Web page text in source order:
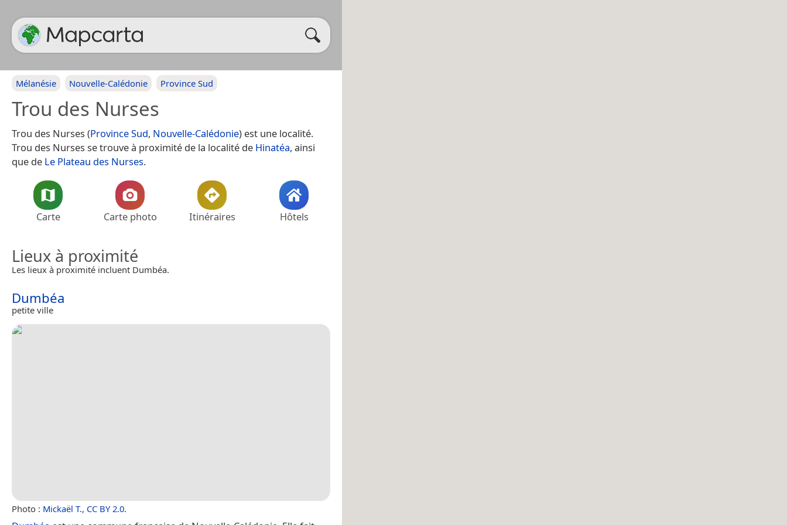
Mélanésie Nouvelle-Calédonie Province Sud
Trou des Nurses
Trou des Nurses (Province Sud, Nouvelle-Calédonie) est une localité.
Trou des Nurses se trouve à proximité de la localité de Hinatéa, ainsi
que de Le Plateau des Nurses.
Carte Carte photo Itinéraires Hôtels
Lieux à proximité
Les lieux à proximité incluent Dumbéa.
Dumbéa
petite ville
Photo : Mickaël T., CC BY 2.0.